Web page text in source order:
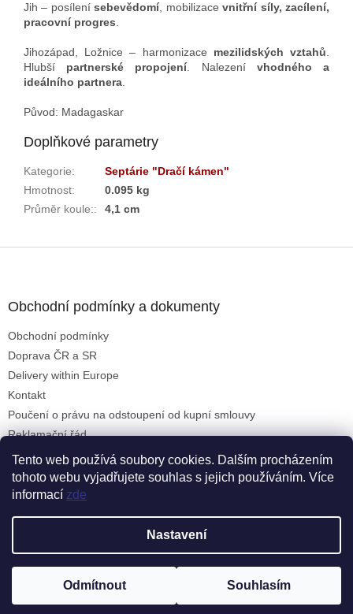
Tento web používá soubory cookies. Dalším procházením
tohoto webu vyjadřujete souhlas s jejich používáním. Více
informací zde
Nastavení
Odmítnout Souhlasím
Jih – posílenísebevědomí, mobilizace vnitřní síly, zacílení,
pracovní progres.
Jihozápad, Ložnice – harmonizace mezilidských vztahů.
Hlubší partnerské propojení. Nalezení vhodného a
ideálního partnera.
Původ: Madagaskar
Doplňkové parametry
Kategorie:
Septárie "Dračí kámen"
Hmotnost:
0.095 kg
Průměr koule:: 4,1 cm
Obchodní podmínky a dokumenty
Obchodní podmínky
Doprava ČR a SR
Delivery within Europe
Kontakt
Poučení o právu na odstoupení od kupní smlouvy
Reklamační řád
Formulář pro uplatnění reklamace
Michal Jeřábek - Feng Šuej Kameny
práva vyhrazena.
Upravit nastavení cookies